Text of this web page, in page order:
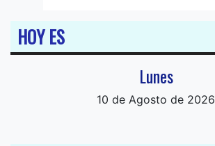
HOY ES
Lunes
10 de Agosto de 2026